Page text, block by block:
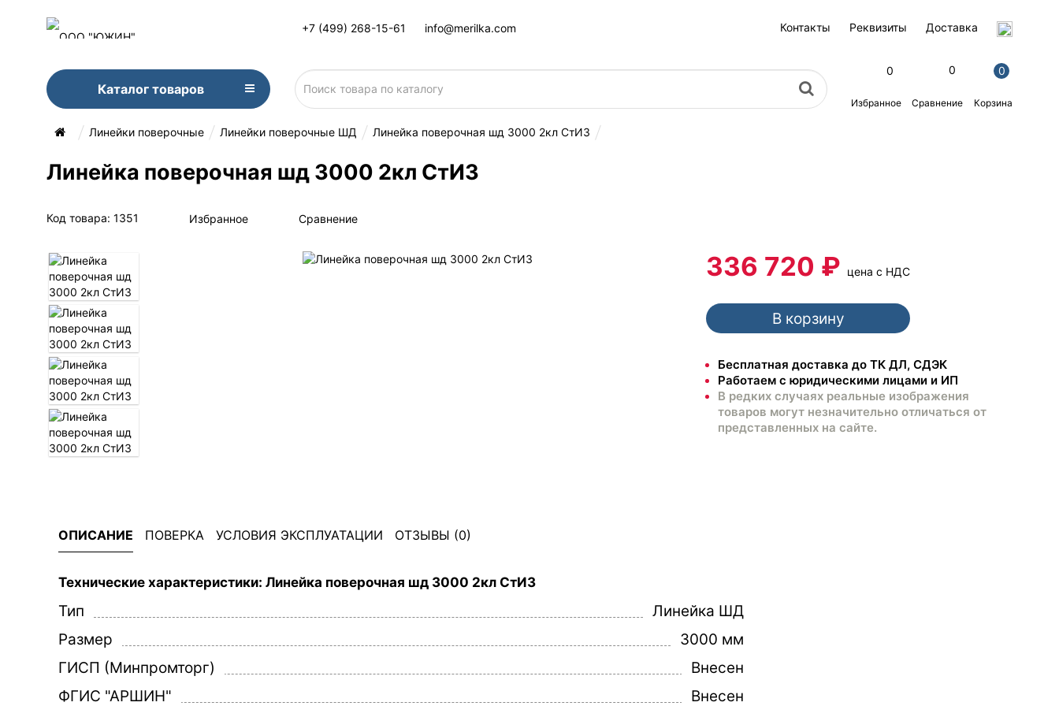
+7 (499) 268-15-61 info@merilka.com Контакты Реквизиты Доставка
Каталог товаров
0
Избранное
0
Сравнение
0
Корзина
Линейки поверочные Линейки поверочные ШД Линейка поверочная шд 3000 2кл СтИЗ
Линейка поверочная шд 3000 2кл СтИЗ
Код товара: 1351 Избранное Сравнение
336 720 ₽ цена с НДС
В корзину
Бесплатная доставка до ТК ДЛ, СДЭК
Работаем с юридическими лицами и ИП
В редких случаях реальные изображения
товаров могут незначительно отличаться от
представленных на сайте.
ОПИСАНИЕ ПОВЕРКА УСЛОВИЯ ЭКСПЛУАТАЦИИ ОТЗЫВЫ (0)
Технические характеристики: Линейка поверочная шд 3000 2кл СтИЗ
Тип
Линейка ШД
Размер
3000 мм
ГИСП (Минпромторг)
Внесен
ФГИС "АРШИН"
Внесен